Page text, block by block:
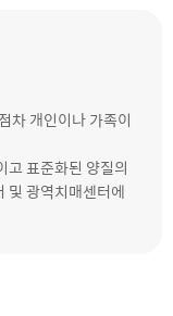
차 개인이나 가족이
고 표준화된 양질의
및 광역치매센터에